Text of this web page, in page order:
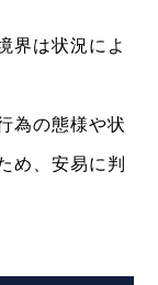
界は状況によ
為の態様や状
め、安易に判